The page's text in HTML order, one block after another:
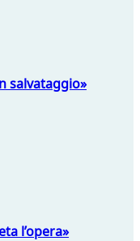
salvataggio»
l’opera»